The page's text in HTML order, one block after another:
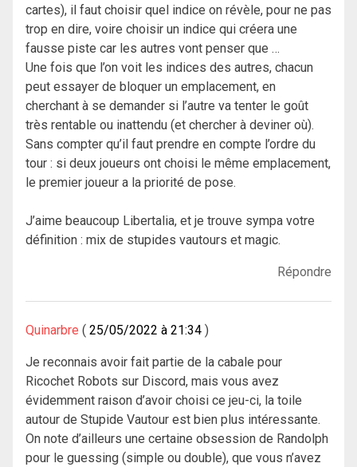
cartes), il faut choisir quel indice on révèle, pour ne pas
trop en dire, voire choisir un indice qui créera une
fausse piste car les autres vont penser que …
Une fois que l’on voit les indices des autres, chacun
peut essayer de bloquer un emplacement, en
cherchant à se demander si l’autre va tenter le goût
très rentable ou inattendu (et chercher à deviner où).
Sans compter qu’il faut prendre en compte l’ordre du
tour : si deux joueurs ont choisi le même emplacement,
le premier joueur a la priorité de pose.
J’aime beaucoup Libertalia, et je trouve sympa votre
définition : mix de stupides vautours et magic.
Répondre
Quinarbre 25/05/2022 à 21:34
Je reconnais avoir fait partie de la cabale pour
Ricochet Robots sur Discord, mais vous avez
évidemment raison d’avoir choisi ce jeu-ci, la toile
autour de Stupide Vautour est bien plus intéressante.
On note d’ailleurs une certaine obsession de Randolph
pour le guessing (simple ou double), que vous n’avez